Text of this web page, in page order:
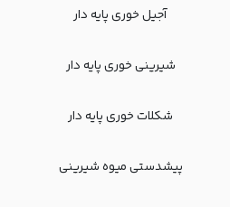
آجیل خوری پایه دار
شیرینی خوری پایه دار
شکلات خوری پایه دار
پیشدستی میوه‌ شیرینی